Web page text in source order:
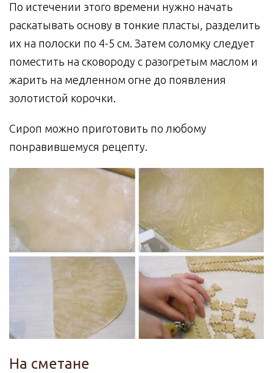
По истечении этого времени нужно начать
раскатывать основу в тонкие пласты, разделить
их на полоски по 4-5 см. Затем соломку следует
поместить на сковороду с разогретым маслом и
жарить на медленном огне до появления
золотистой корочки.
Сироп можно приготовить по любому
понравившемуся рецепту.
На сметане